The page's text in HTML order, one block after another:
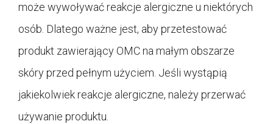
może wywoływać reakcje alergiczne u niektórych
osób. Dlatego ważne jest, aby przetestować
produkt zawierający OMC na małym obszarze
skóry przed pełnym użyciem. Jeśli wystąpią
jakiekolwiek reakcje alergiczne, należy przerwać
używanie produktu.